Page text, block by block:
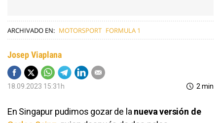
ARCHIVADO EN: MOTORSPORT FORMULA 1
Josep Viaplana
18.09.2023 15:31h 2 min
En Singapur pudimos gozar de la nueva versión de